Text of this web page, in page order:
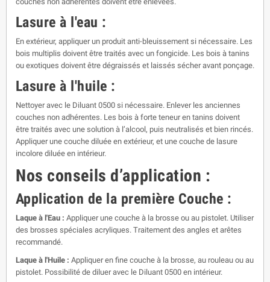
Lasure à l'eau :
En extérieur, appliquer un produit anti-bleuissement si nécessaire. Les
bois multiplis doivent être traités avec un fongicide. Les bois à tanins
ou exotiques doivent être dégraissés et laissés sécher avant ponçage.
Lasure à l'huile :
Nettoyer avec le Diluant 0500 si nécessaire. Enlever les anciennes
couches non adhérentes. Les bois à forte teneur en tanins doivent
être traités avec une solution à l’alcool, puis neutralisés et bien rincés.
Appliquer une couche diluée en extérieur, et une couche de lasure
incolore diluée en intérieur.
Nos conseils d’application :
Application de la première Couche :
Laque à l'Eau : Appliquer une couche à la brosse ou au pistolet. Utiliser
des brosses spéciales acryliques. Traitement des angles et arêtes
recommandé.
Laque à l'Huile : Appliquer en fine couche à la brosse, au rouleau ou au
pistolet. Possibilité de diluer avec le Diluant 0500 en intérieur.